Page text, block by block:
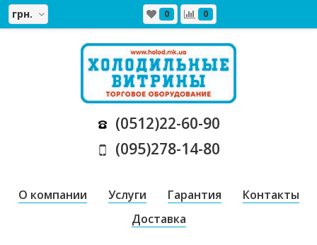
грн. 0 0
(0512)22-60-90
(095)278-14-80
О компании Услуги Гарантия
Контакты
Доставка